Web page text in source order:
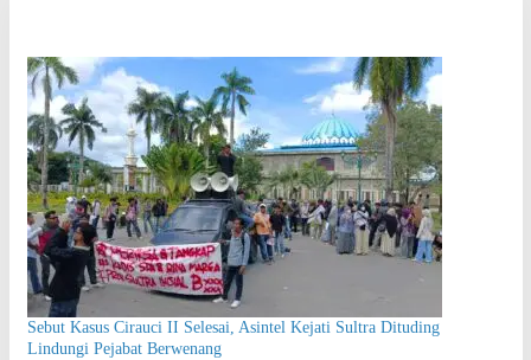
Sebut Kasus Cirauci II Selesai, Asintel Kejati Sultra Dituding
Lindungi Pejabat Berwenang